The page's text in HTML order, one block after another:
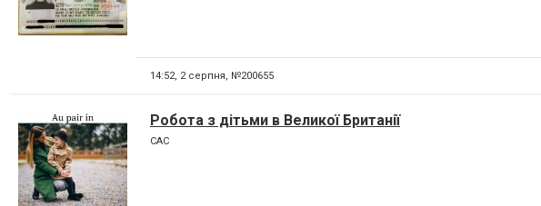
14:52, 2 серпня, №200655
Робота з дітьми в Великої Британії
CAC